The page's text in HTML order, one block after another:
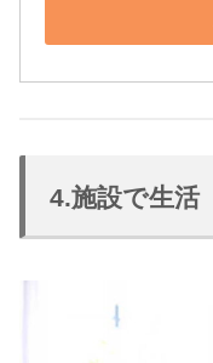
4.施設で生活